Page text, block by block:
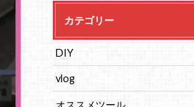
カテゴリー
DIY
vlog
オススメツール